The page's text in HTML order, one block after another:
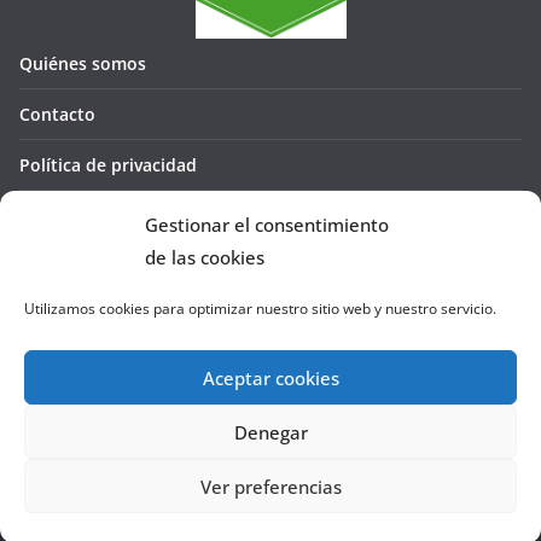
Gestionar el consentimiento
de las cookies
Utilizamos cookies para optimizar nuestro sitio web y nuestro servicio.
Aceptar cookies
Denegar
Ver preferencias
Quiénes somos
Contacto
Política de privacidad
Política de cookies (UE)
La Cañada te GUÍA
reservados.
por ThemeGrill. Funciona con